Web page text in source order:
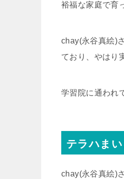
裕福な家庭で育
chay(永谷真絵)
ており、やはり
学習院に通われ
テラハまい
chay(永谷真絵)